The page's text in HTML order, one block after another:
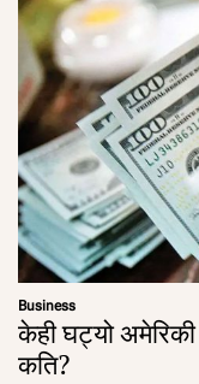
Business
केही घट्यो
कति?